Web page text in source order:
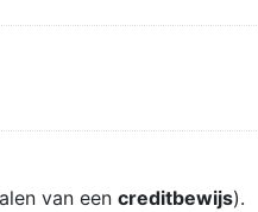
van een creditbewijs).